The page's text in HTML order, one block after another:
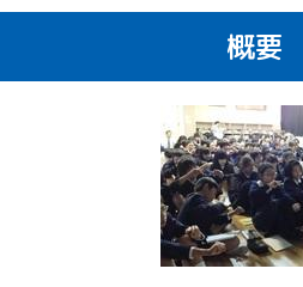
ジア
地域
関会
宙教
All
教
分科
会合
概要